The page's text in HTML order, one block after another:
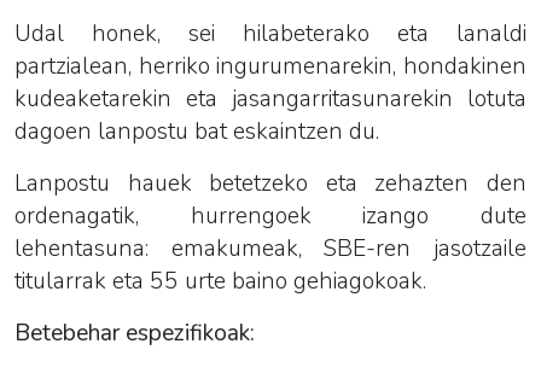
Udal honek, sei hilabeterako eta lanaldi
partzialean, herrikoingurumenarekin, hondakinen
kudeaketarekin eta jasangarritasunarekin lotuta
dagoen lanpostu bat eskaintzen du.
Lanpostu hauek betetzeko eta zehazten den
ordenagatik, hurrengoek izango dute
lehentasuna: emakumeak, SBE-ren jasotzaile
titularrak eta 55 urte baino gehiagokoak.
Betebehar espezifikoak: